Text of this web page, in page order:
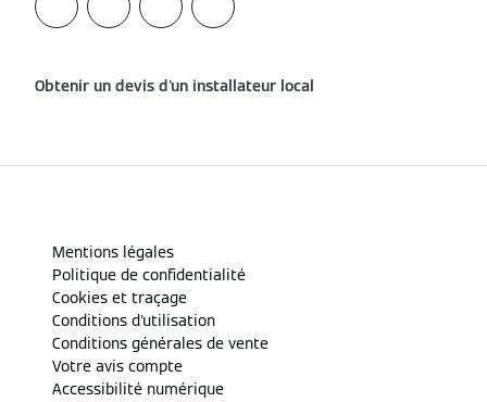
Obtenir un devis d'un installateur local
Mentions légales
Politique de confidentialité
Cookies et traçage
Conditions d'utilisation
Conditions générales de vente
Votre avis compte
Accessibilité numérique